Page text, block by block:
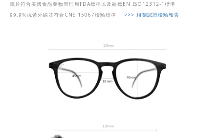
鏡片符合美國食品藥物管理局 FDA標準以及歐標EN ISO12312-1 標準
99.9%抗紫外線並符合 CNS 15067檢驗標準 >>> 相關認證檢驗報告